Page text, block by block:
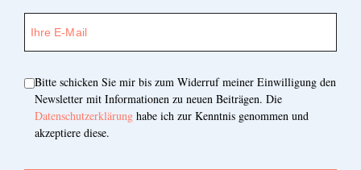
Bitte schicken Sie mir bis zum Widerruf meiner Einwilligung den
Newsletter mit Informationen zu neuen Beiträgen. Die
Datenschutzerklärung habe ich zur Kenntnis genommen und
akzeptiere diese.